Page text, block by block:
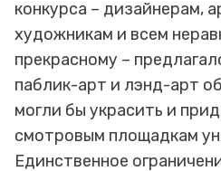
конкурса – дизайнерам,
художникам и всем
прекрасному –
паблик-арт и лэнд-арт
могли бы украсить и
смотровым площадкам
Единственное